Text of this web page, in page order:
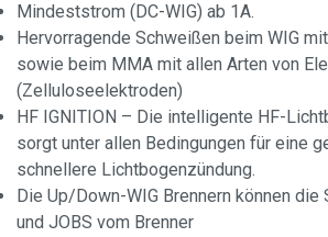
Mindeststrom (DC-WIG) ab 1A.
Hervorragende Schweißen beim WIG
sowie beim MMA mit allen Arten von
(Zelluloseelektroden)
HF IGNITION – Die intelligente HF-
sorgt unter allen Bedingungen für eine
schnellere Lichtbogenzündung.
Die Up/Down-WIG Brennern können
und JOBS vom Brenner